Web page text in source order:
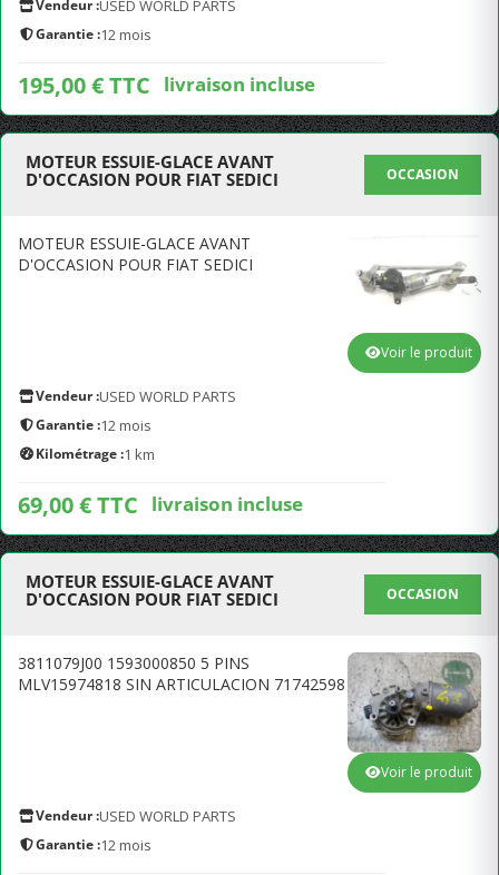
Vendeur :USED WORLD PARTS
Garantie :12 mois
195,00 € TTC livraison incluse
MOTEUR ESSUIE-GLACE AVANT
D'OCCASION POUR FIAT SEDICI
OCCASION
MOTEUR ESSUIE-GLACE AVANT
D'OCCASION POUR FIAT SEDICI
Vendeur :USED WORLD PARTS
Garantie :12 mois
Kilométrage :1 km
69,00 € TTC livraison incluse
Voir le produit
MOTEUR ESSUIE-GLACE AVANT
D'OCCASION POUR FIAT SEDICI
OCCASION
3811079J00 1593000850 5 PINS
MLV15974818 SIN ARTICULACION 71742598
Vendeur :USED WORLD PARTS
Garantie :12 mois
Voir le produit